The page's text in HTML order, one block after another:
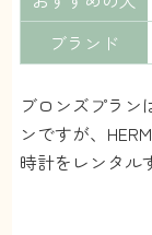
ブランド
ブロンズプラン
ンですが、
時計をレンタル